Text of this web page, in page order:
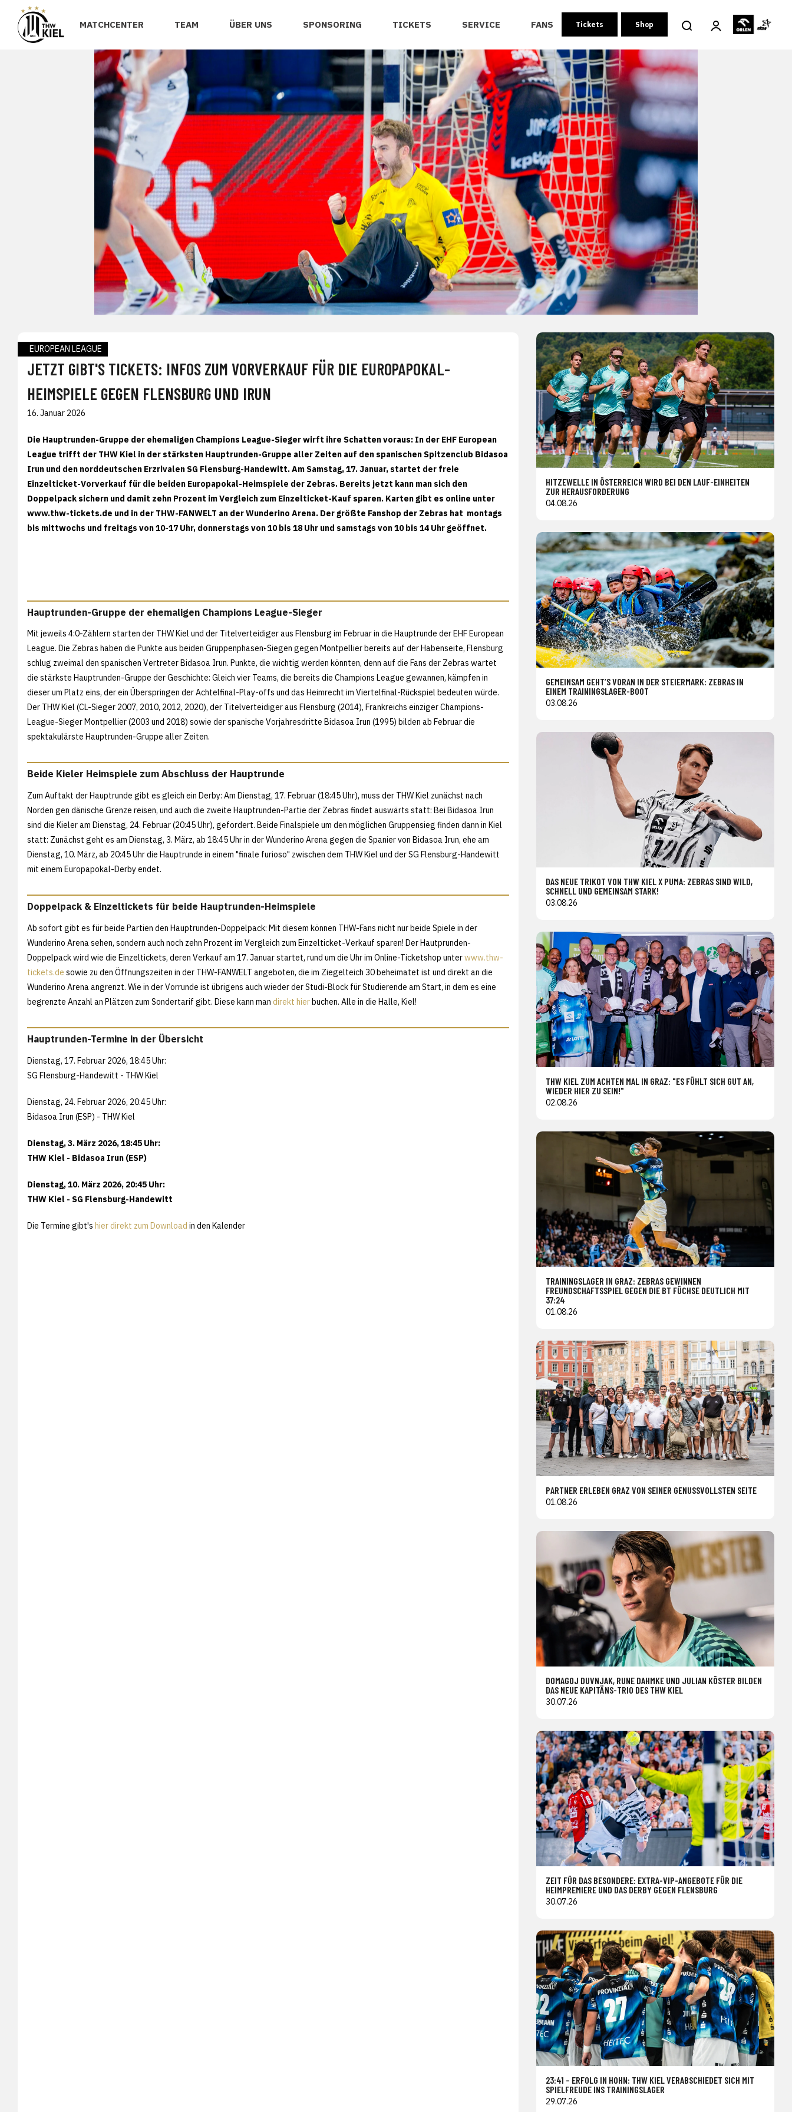
MATCHCENTER TEAM ÜBER UNS SPONSORING TICKETS SERVICE FANS Tickets Shop
EUROPEAN LEAGUE
JETZT GIBT'S TICKETS: INFOS ZUM VORVERKAUF FÜR DIE EUROPAPOKAL-
HEIMSPIELE GEGEN FLENSBURG UND IRUN
16. Januar 2026
Die Hauptrunden-Gruppe der ehemaligen Champions League-Sieger wirft ihre Schatten voraus: In der EHF European
League trifft der THW Kiel in der stärksten Hauptrunden-Gruppe aller Zeiten auf den spanischen Spitzenclub Bidasoa
Irun und den norddeutschen Erzrivalen SG Flensburg-Handewitt. Am Samstag, 17. Januar, startet der freie
Einzelticket-Vorverkauf für die beiden Europapokal-Heimspiele der Zebras. Bereits jetzt kann man sich den
Doppelpack sichern und damit zehn Prozent im Vergleich zum Einzelticket-Kauf sparen. Karten gibt es online unter
www.thw-tickets.de und in der THW-FANWELT an der Wunderino Arena. Der größte Fanshop der Zebras hat montags
bis mittwochs und freitags von 10-17 Uhr, donnerstags von 10 bis 18 Uhr und samstags von 10 bis 14 Uhr geöffnet.
Hauptrunden-Gruppe der ehemaligen Champions League-Sieger
Mit jeweils 4:0-Zählern starten der THW Kiel und der Titelverteidiger aus Flensburg im Februar in die Hauptrunde der EHF European
League. Die Zebras haben die Punkte aus beiden Gruppenphasen-Siegen gegen Montpellier bereits auf der Habenseite, Flensburg
schlug zweimal den spanischen Vertreter Bidasoa Irun. Punkte, die wichtig werden könnten, denn auf die Fans der Zebras wartet
die stärkste Hauptrunden-Gruppe der Geschichte: Gleich vier Teams, die bereits die Champions League gewannen, kämpfen in
dieser um Platz eins, der ein Überspringen der Achtelfinal-Play-offs und das Heimrecht im Viertelfinal-Rückspiel bedeuten würde.
Der THW Kiel (CL-Sieger 2007, 2010, 2012, 2020), der Titelverteidiger aus Flensburg (2014), Frankreichs einziger Champions-
League-Sieger Montpellier (2003 und 2018) sowie der spanische Vorjahresdritte Bidasoa Irun (1995) bilden ab Februar die
spektakulärste Hauptrunden-Gruppe aller Zeiten.
Beide Kieler Heimspiele zum Abschluss der Hauptrunde
Zum Auftakt der Hauptrunde gibt es gleich ein Derby: Am Dienstag, 17. Februar (18:45 Uhr), muss der THW Kiel zunächst nach
Norden gen dänische Grenze reisen, und auch die zweite Hauptrunden-Partie der Zebras findet auswärts statt: Bei Bidasoa Irun
sind die Kieler am Dienstag, 24. Februar (20:45 Uhr), gefordert. Beide Finalspiele um den möglichen Gruppensieg finden dann in Kiel
statt: Zunächst geht es am Dienstag, 3. März, ab 18:45 Uhr in der Wunderino Arena gegen die Spanier von Bidasoa Irun, ehe am
Dienstag, 10. März, ab 20:45 Uhr die Hauptrunde in einem "finale furioso" zwischen dem THW Kiel und der SG Flensburg-Handewitt
mit einem Europapokal-Derby endet.
Doppelpack & Einzeltickets für beide Hauptrunden-Heimspiele
Ab sofort gibt es für beide Partien den Hauptrunden-Doppelpack: Mit diesem können THW-Fans nicht nur beide Spiele in der
Wunderino Arena sehen, sondern auch noch zehn Prozent im Vergleich zum Einzelticket-Verkauf sparen! Der Hautprunden-
Doppelpack wird wie die Einzeltickets, deren Verkauf am 17. Januar startet, rund um die Uhr im Online-Ticketshop unterwww.thw-
tickets.de sowie zu den Öffnungszeiten in der THW-FANWELT angeboten, die im Ziegelteich 30 beheimatet ist und direkt an die
Wunderino Arena angrenzt. Wie in der Vorrunde ist übrigens auch wieder der Studi-Block für Studierende am Start, in dem es eine
begrenzte Anzahl an Plätzen zum Sondertarif gibt. Diese kann man direkt hierbuchen. Alle in die Halle, Kiel!
Hauptrunden-Termine in der Übersicht
Dienstag, 17. Februar 2026, 18:45 Uhr:
SG Flensburg-Handewitt - THW Kiel
Dienstag, 24. Februar 2026, 20:45 Uhr:
Bidasoa Irun (ESP) - THW Kiel
Dienstag, 3. März 2026, 18:45 Uhr:
THW Kiel - Bidasoa Irun (ESP)
Dienstag, 10. März 2026, 20:45 Uhr:
THW Kiel - SG Flensburg-Handewitt
Die Termine gibt's hier direkt zum Download in den Kalender
HITZEWELLE IN ÖSTERREICH WIRD BEI DEN LAUF-EINHEITEN
ZUR HERAUSFORDERUNG
04.08.26
GEMEINSAM GEHT’S VORAN IN DER STEIERMARK: ZEBRAS IN
EINEM TRAININGSLAGER-BOOT
03.08.26
DAS NEUE TRIKOT VON THW KIEL X PUMA: ZEBRAS SIND WILD,
SCHNELL UND GEMEINSAM STARK!
03.08.26
THW KIEL ZUM ACHTEN MAL IN GRAZ: "ES FÜHLT SICH GUT AN,
WIEDER HIER ZU SEIN!"
02.08.26
TRAININGSLAGER IN GRAZ: ZEBRAS GEWINNEN
FREUNDSCHAFTSSPIEL GEGEN DIE BT FÜCHSE DEUTLICH MIT
37:24
01.08.26
PARTNER ERLEBEN GRAZ VON SEINER GENUSSVOLLSTEN SEITE
01.08.26
DOMAGOJ DUVNJAK, RUNE DAHMKE UND JULIAN KÖSTER BILDEN
DAS NEUE KAPITÄNS-TRIO DES THW KIEL
30.07.26
ZEIT FÜR DAS BESONDERE: EXTRA-VIP-ANGEBOTE FÜR DIE
HEIMPREMIERE UND DAS DERBY GEGEN FLENSBURG
30.07.26
23:41 – ERFOLG IN HOHN: THW KIEL VERABSCHIEDET SICH MIT
SPIELFREUDE INS TRAININGSLAGER
29.07.26